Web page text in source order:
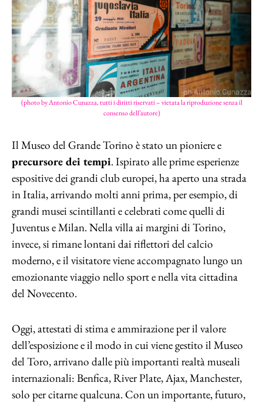
(photo by Antonio Cunazza, tutti i diritti riservati – vietata la riproduzione senza il
consenso dell’autore)
Il Museo del Grande Torino è stato un pioniere e
precursore dei tempi. Ispirato alle prime esperienze
espositive dei grandi club europei, ha aperto una strada
in Italia, arrivando molti anni prima, per esempio, di
grandi musei scintillanti e celebrati come quelli di
Juventus e Milan. Nella villa ai margini di Torino,
invece, si rimane lontani dai riflettori del calcio
moderno, e il visitatore viene accompagnato lungo un
emozionante viaggio nello sport e nella vita cittadina
del Novecento.
Oggi, attestati di stima e ammirazione per il valore
dell’esposizione e il modo in cui viene gestito il Museo
del Toro, arrivano dalle più importanti realtà museali
internazionali: Benfica, River Plate, Ajax, Manchester,
solo per citarne qualcuna. Con un importante, futuro,